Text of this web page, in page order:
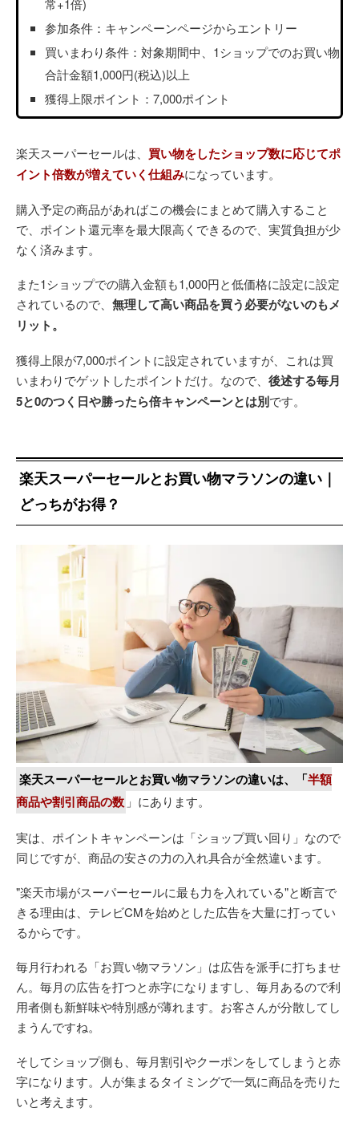
常+1倍)
参加条件：キャンペーンページからエントリー
買いまわり条件：対象期間中、1ショップでのお買い物
合計金額1,000円(税込)以上
獲得上限ポイント：7,000ポイント
楽天スーパーセールは、 買い物をしたショップ数に応じてポ
イント倍数が増えていく仕組みになっています。
購入予定の商品があればこの機会にまとめて購入すること
で、ポイント還元率を最大限高くできるので、実質負担が少
なく済みます。
また1ショップでの購入金額も1,000円と低価格に設定に設定
されているので、 無理して高い商品を買う必要がないのもメ
リット。
獲得上限が7,000ポイントに設定されていますが、これは買
いまわりでゲットしたポイントだけ。なので、 後述する毎月
5と0のつく日や勝ったら倍キャンペーンとは別です。
楽天スーパーセールとお買い物マラソンの違い｜
どっちがお得？
楽天スーパーセールとお買い物マラソンの違いは、「半額
商品や割引商品の数 」にあります。
実は、ポイントキャンペーンは「ショップ買い回り」なので
同じですが、商品の安さの力の入れ具合が全然違います。
"楽天市場がスーパーセールに最も力を入れている"と断言で
きる理由は、テレビCMを始めとした広告を大量に打ってい
るからです。
毎月行われる「お買い物マラソン」は広告を派手に打ちませ
ん。毎月の広告を打つと赤字になりますし、毎月あるので利
用者側も新鮮味や特別感が薄れます。お客さんが分散してし
まうんですね。
そしてショップ側も、毎月割引やクーポンをしてしまうと赤
字になります。人が集まるタイミングで一気に商品を売りた
いと考えます。